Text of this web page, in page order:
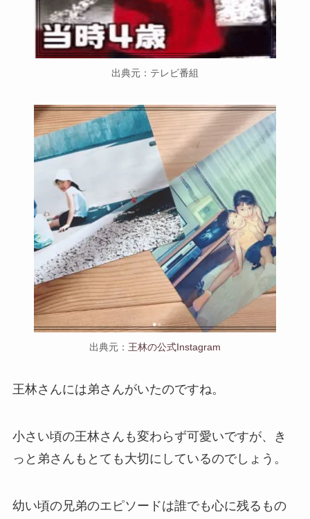
出典元：テレビ番組
出典元： 王林の公式Instagram
王林さんには弟さんがいたのですね。
小さい頃の王林さんも変わらず可愛いですが、き
っと弟さんもとても大切にしているのでしょう。
幼い頃の兄弟のエピソードは誰でも心に残るもの